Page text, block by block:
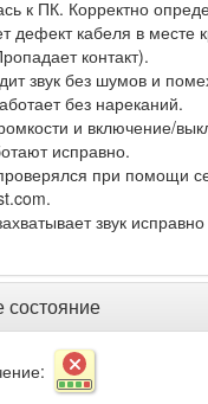
к ПК. Корректно
дефект кабеля в месте
контакт).
звук без шумов и
без нареканий.
и включение/
исправно.
при помощи
звук
состояние